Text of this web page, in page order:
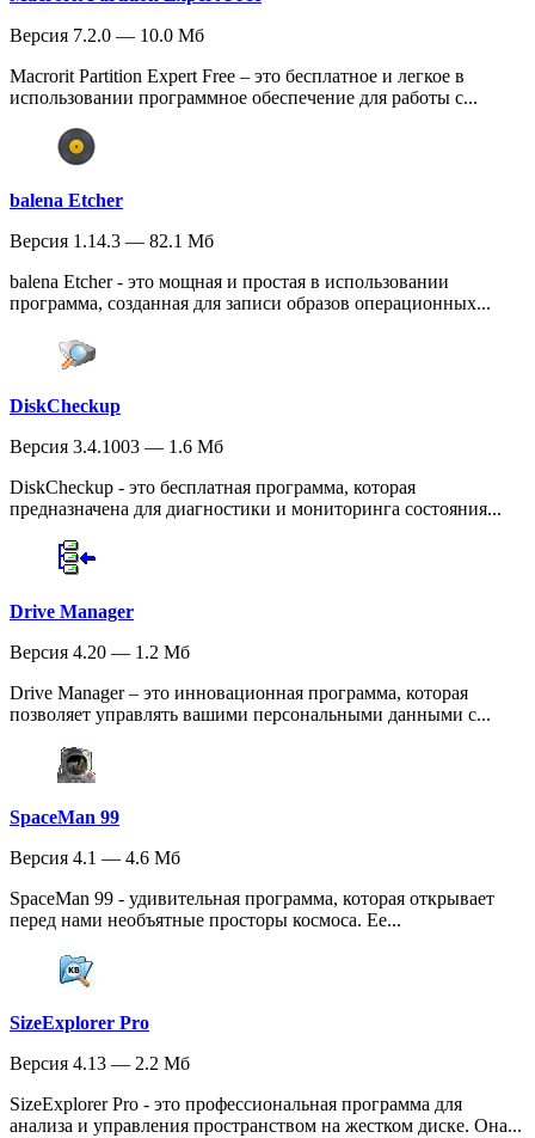
Версия 7.2.0 — 10.0 Мб
Macrorit Partition Expert Free – это бесплатное и легкое в
использовании программное обеспечение для работы с...
balena Etcher
Версия 1.14.3 — 82.1 Мб
balena Etcher - это мощная и простая в использовании
программа, созданная для записи образов операционных...
DiskCheckup
Версия 3.4.1003 — 1.6 Мб
DiskCheckup - это бесплатная программа, которая
предназначена для диагностики и мониторинга состояния...
Drive Manager
Версия 4.20 — 1.2 Мб
Drive Manager – это инновационная программа, которая
позволяет управлять вашими персональными данными с...
SpaceMan 99
Версия 4.1 — 4.6 Мб
SpaceMan 99 - удивительная программа, которая открывает
перед нами необъятные просторы космоса. Ее...
SizeExplorer Pro
Версия 4.13 — 2.2 Мб
SizeExplorer Pro - это профессиональная программа для
анализа и управления пространством на жестком диске. Она...